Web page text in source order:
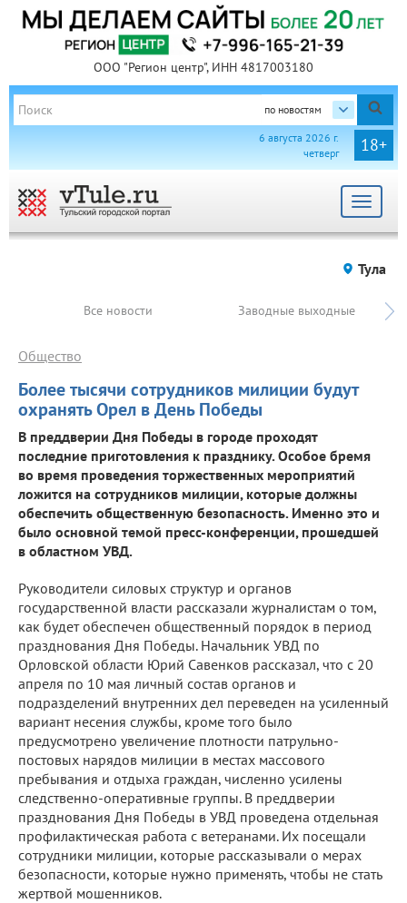
ООО "Регион центр", ИНН 4817003180
по новостям
18+
6 августа 2026 г.
четверг
Toggle
Тула
Все новости Заводные выходные
Более тысячи сотрудников милиции будут
охранять Орел в День Победы
Общество
В преддверии Дня Победы в городе проходят
последние приготовления к празднику. Особое бремя
во время проведения торжественных мероприятий
ложится на сотрудников милиции, которые должны
обеспечить общественную безопасность. Именно это и
было основной темой пресс-конференции, прошедшей
в областном УВД.
Руководители силовых структур и органов
государственной власти рассказали журналистам о том,
как будет обеспечен общественный порядок в период
празднования Дня Победы. Начальник УВД по
Орловской области Юрий Савенков рассказал, что с 20
апреля по 10 мая личный состав органов и
подразделений внутренних дел переведен на усиленный
вариант несения службы, кроме того было
предусмотрено увеличение плотности патрульно-
постовых нарядов милиции в местах массового
пребывания и отдыха граждан, численно усилены
следственно-оперативные группы. В преддверии
празднования Дня Победы в УВД проведена отдельная
профилактическая работа с ветеранами. Их посещали
сотрудники милиции, которые рассказывали о мерах
безопасности, которые нужно применять, чтобы не стать
жертвой мошенников.